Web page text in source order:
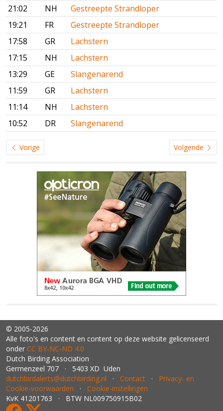
21:02
NH
Gestreepte Strandloper
19:21
FR
Gestreepte Strandloper
17:58
GR
Lachstern
17:15
NH
Lachstern
13:29
GE
Slangenarend
11:59
GR
Lachstern
11:14
NH
Lachstern
10:52
DR Slangenarend
Vorige Volgende
© 2005-2026
Alle foto's en content en content op deze website gelicenseerd
onder CC BY‑NC‑ND 4.0
Dutch Birding Association
Germenzeel 707 · 5403 XD Uden
dutchbirdalerts@dutchbirding.nl · Contact · Privacy- en
Cookie-voorwaarden · Cookie-instellingen
KvK 41201763 · BTW NL009750915B02